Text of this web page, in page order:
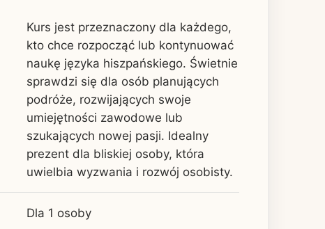
Kurs jest przeznaczony dla każdego,
kto chce rozpocząć lub kontynuować
naukę języka hiszpańskiego. Świetnie
sprawdzi się dla osób planujących
podróże, rozwijających swoje
umiejętności zawodowe lub
szukających nowej pasji. Idealny
prezent dla bliskiej osoby, która
uwielbia wyzwania i rozwój osobisty.
Dla 1 osoby